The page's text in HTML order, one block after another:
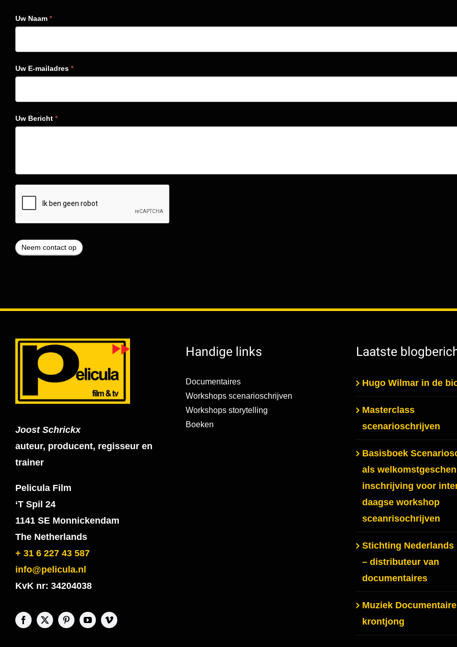
Uw Naam *
Uw E-mailadres *
Uw Bericht *
Joost Schrickx
auteur, producent, regisseur en
trainer
Pelicula Film
‘T Spil 24
1141 SE Monnickendam
The Netherlands
+ 31 6 227 43 587
info@pelicula.nl
KvK nr: 34204038
Handige links
Documentaires
Workshops scenarioschrijven
Workshops storytelling
Boeken
Laatste
Hugo Wilmar in de
Masterclass
scenarioschrijven
Basisboek
als
inschrijving voor
daagse workshop
sceanrisochrijven
Stichting Nederlands
– distributeur van
documentaires
Muziek
krontjong